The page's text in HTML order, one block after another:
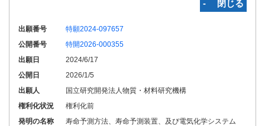
‐ 閉じる
出願番号
特願2024-097657
公開番号
特開2026-000355
出願日
2024/6/17
公開日
2026/1/5
出願人
国立研究開発法人物質・材料研究機構
権利化状況
権利化前
発明の名称
寿命予測方法、寿命予測装置、及び電気化学システム